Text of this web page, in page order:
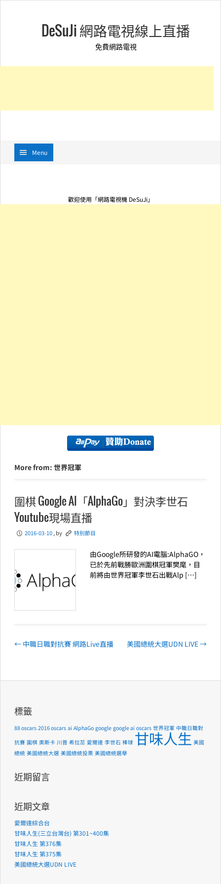
DeSuJi 網路電視線上直播
免費網路電視
Menu
歡迎使用「網路電視機 DeSuJi」
More from: 世界冠軍
圍棋 Google AI「AlphaGo」對決李世石
Youtube現場直播
P 2016-03-10, by K 特別節目
由Google所研發的AI電腦:AlphaGO，
已於先前戰勝歐洲圍棋冠軍樊麾，目
前將由世界冠軍李世石出戰Alp […]
← 中職日職對抗賽 網路Live直播 美國總統大選UDN LIVE→
標籤
88 oscars 2016 oscars ai AlphaGo google google ai oscars 世界冠軍 中職日職對
抗賽 圍棋 奧斯卡 川普 希拉蕊 愛爾達 李世石 棒球 甘味人生 美國
總統 美國總統大選 美國總統投票 美國總統選舉
近期留言
近期文章
愛爾達綜合台
甘味人生(三立台灣台) 第301~400集
甘味人生 第376集
甘味人生 第375集
美國總統大選UDN LIVE